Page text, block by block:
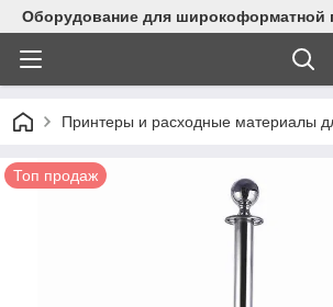
Оборудование для широкоформатной
Принтеры и расходные материалы
Топ продаж